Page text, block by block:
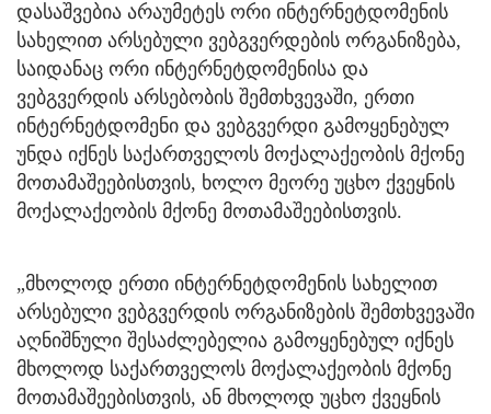
დასაშვებია არაუმეტეს ორი ინტერნეტდომენის
სახელით არსებული ვებგვერდების ორგანიზება,
საიდანაც ორი ინტერნეტდომენისა და
ვებგვერდის არსებობის შემთხვევაში, ერთი
ინტერნეტდომენი და ვებგვერდი გამოყენებულ
უნდა იქნეს საქართველოს მოქალაქეობის მქონე
მოთამაშეებისთვის, ხოლო მეორე უცხო ქვეყნის
მოქალაქეობის მქონე მოთამაშეებისთვის.
„მხოლოდ ერთი ინტერნეტდომენის სახელით
არსებული ვებგვერდის ორგანიზების შემთხვევაში
აღნიშნული შესაძლებელია გამოყენებულ იქნეს
მხოლოდ საქართველოს მოქალაქეობის მქონე
მოთამაშეებისთვის, ან მხოლოდ უცხო ქვეყნის